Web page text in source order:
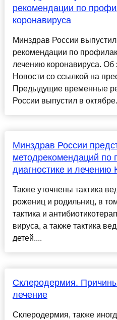
рекомендации по
коронавируса
Минздрав России
рекомендации по
лечению коронавируса.
Новости со ссылкой на
Предыдущие временные
России выпустил в
Минздрав России
методрекомендаций по
диагностике и
Также уточнены тактика
рожениц и родильниц, в
тактика и
вируса, а также тактика
детей....
Склеродермия.
лечение
Склеродермия, также